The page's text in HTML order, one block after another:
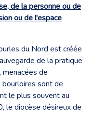
de la personne ou de
ou de l'espace
du Nord est créée
de la pratique
menacées de
bourloires sont de
le plus souvent au
le diocèse désireux de